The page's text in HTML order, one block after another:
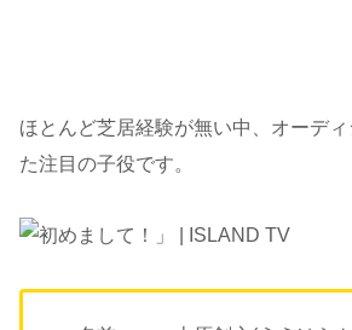
ほとんど芝居経験が無い中、オーデ
た注目の子役です。